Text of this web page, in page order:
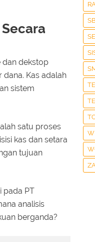
dan dekstop
Kas adalah
sistem
satu proses
kas dan setara
tujuan
pada PT
analisis
berganda?